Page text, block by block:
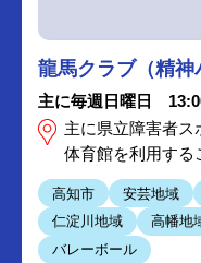
龍馬クラブ（精神
主に毎週日曜日
主に県立障害者ス
体育館を利用する
高知市 安芸地域
仁淀川地域
高幡地
バレーボール